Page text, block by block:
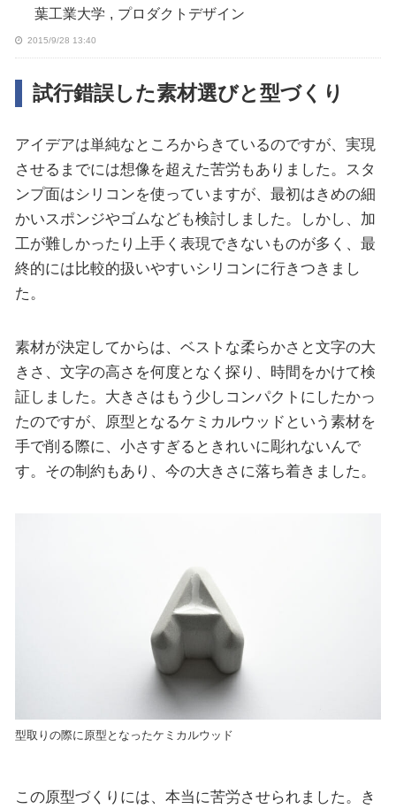
葉工業大学 , プロダクトデザイン
2015/9/28 13:40
試行錯誤した素材選びと型づくり
アイデアは単純なところからきているのですが、実現
させるまでには想像を超えた苦労もありました。スタ
ンプ面はシリコンを使っていますが、最初はきめの細
かいスポンジやゴムなども検討しました。しかし、加
工が難しかったり上手く表現できないものが多く、最
終的には比較的扱いやすいシリコンに行きつきまし
た。
素材が決定してからは、ベストな柔らかさと文字の大
きさ、文字の高さを何度となく探り、時間をかけて検
証しました。大きさはもう少しコンパクトにしたかっ
たのですが、原型となるケミカルウッドという素材を
手で削る際に、小さすぎるときれいに彫れないんで
す。その制約もあり、今の大きさに落ち着きました。
型取りの際に原型となったケミカルウッド
この原型づくりには、本当に苦労させられました。き